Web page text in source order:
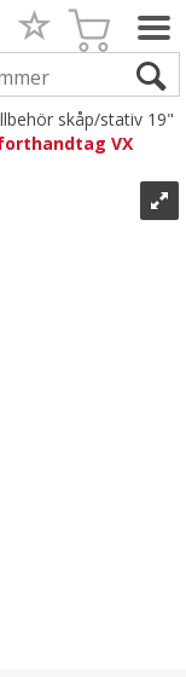
skåp/stativ 19"
VX